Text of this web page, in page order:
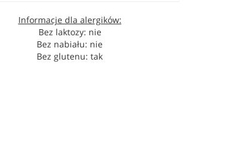
Informacje dla alergików:
Bez laktozy: nie
Bez nabiału: nie
Bez glutenu: tak